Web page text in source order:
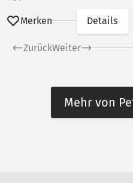
Merken Details
ZurückWeiter
Mehr von